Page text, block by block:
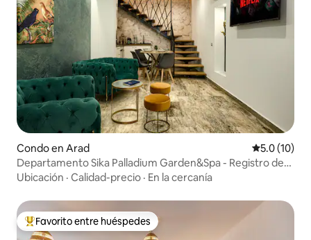
Condo en Arad Calificación
5.0 (10)
Departamento Sika Palladium Garden&Spa - Registro de
entrada autónomo
Ubicación · Calidad-precio · En la cercanía
Favorito entre huéspedes preferido
Favorito entre huéspedes